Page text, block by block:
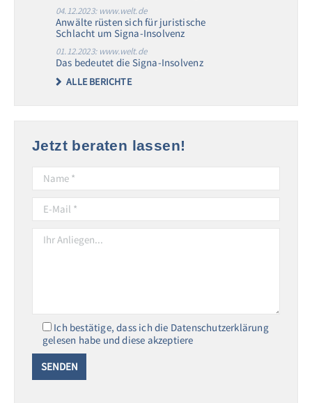
04.12.2023: www.welt.de
Anwälte rüsten sich für juristische
Schlacht um Signa-Insolvenz
01.12.2023: www.welt.de
Das bedeutet die Signa-Insolvenz
ALLE BERICHTE
Jetzt beraten lassen!
Ich bestätige, dass ich die Datenschutzerklärung
gelesen habe und diese akzeptiere